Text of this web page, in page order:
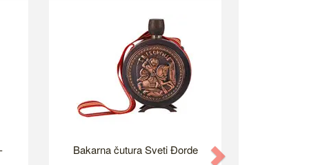
Bakarna čutura Sveti Đorde